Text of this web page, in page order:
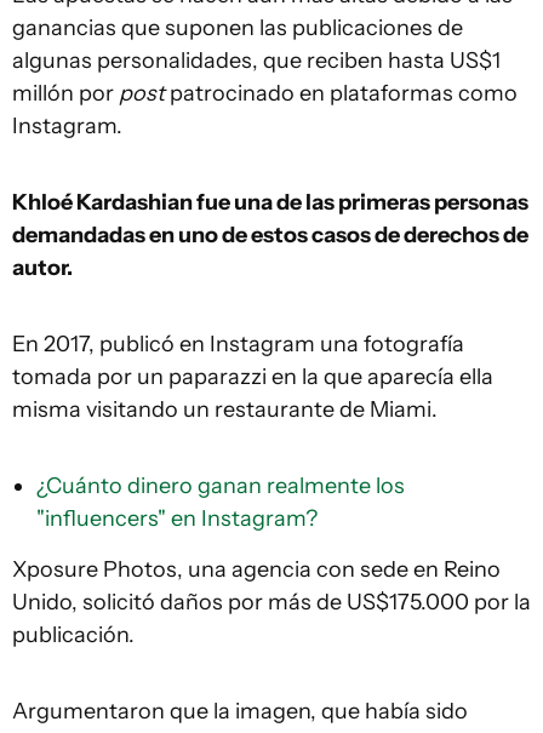
ganancias que suponen las publicaciones de
algunas personalidades, que reciben hasta US$1
millón por postpatrocinado en plataformas como
Instagram.
KhloéKardashian fue una de las primeras personas
demandadasen uno de estos casos de derechos de
autor.
En 2017, publicó en Instagram una fotografía
tomada por un paparazzi en la que aparecía ella
misma visitando un restaurante de Miami.
¿Cuánto dinero ganan realmente los
"influencers" en Instagram?
Xposure Photos, una agencia con sede en Reino
Unido, solicitó daños por más de US$175.000 por la
publicación.
Argumentaron que la imagen, que había sido